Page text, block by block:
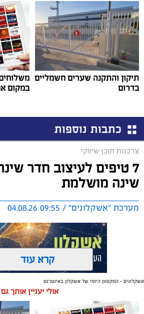
תיקון והתקנה שערים חשמליים
בדרום
במקום
כתבות נוספות
צרכנות תוכן שיווקי
7 טיפים לעיצוב חדר
שינה מושלמת
מערכת "אשקלונים" / 09:55 04.08.26
תגים:טקסטיל, חדר שינה, שינה
תכנון נכון של חדר השינה משפיע
קרא עוד
אשקלונים - המקומון היומי של אשקלון באינטרנט
אולי יעניין אותך גם